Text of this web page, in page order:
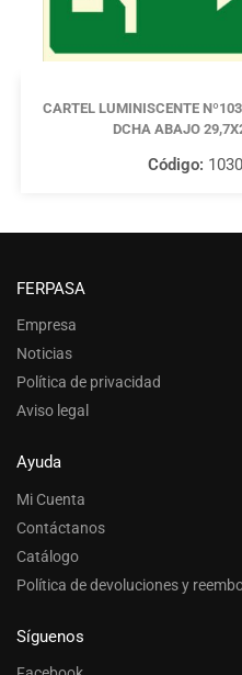
CARTEL LUMINISCENTE
DCHA ABAJO
Código: 1030
FERPASA
Empresa
Noticias
Política de privacidad
Aviso legal
Ayuda
Mi Cuenta
Contáctanos
Catálogo
Política de devoluciones y
Síguenos